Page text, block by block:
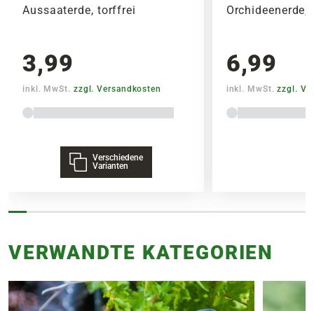
Aussaaterde, torffrei
3,99
inkl. MwSt. zzgl. Versandkosten
Verschiedene
Varianten
6,99
inkl. MwSt.zzgl.
VERWANDTE KATEGORIEN